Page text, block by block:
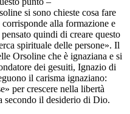
si sono chieste cosa fare
alla formazione e
quindi di creare questo
spirituale delle persone». Il
Orsoline che è ignaziana e si
dei gesuiti, Ignazio di
il carisma ignaziano:
per crescere nella libertà
secondo il desiderio di Dio.